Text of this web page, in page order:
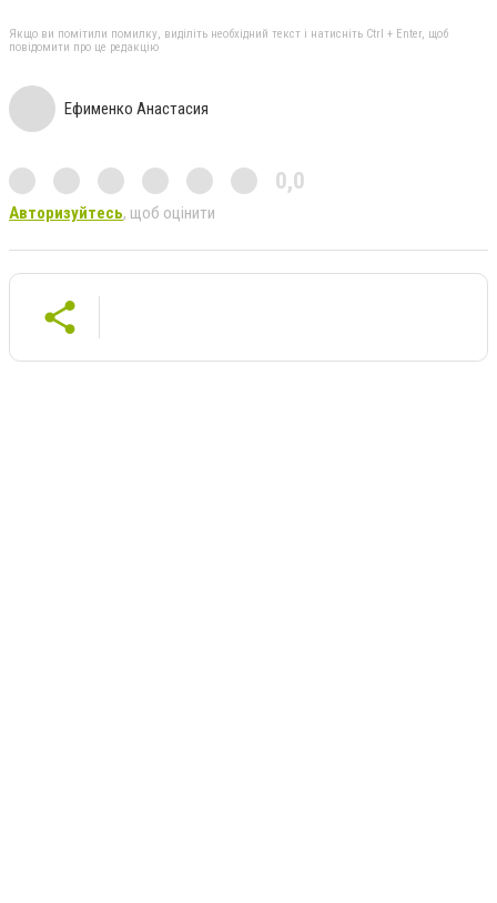
Якщо ви помітили помилку, виділіть необхідний текст і натисніть Ctrl + Enter, щоб
повідомити про це редакцію
Ефименко Анастасия
0,0
Авторизуйтесь, щоб оцінити